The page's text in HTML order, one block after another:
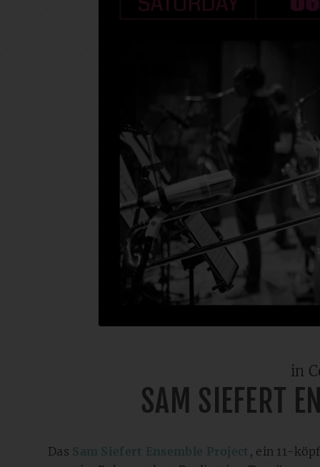
in
SAM SIEFERT
Das Sam Siefert Ensemble Project , ein 11-